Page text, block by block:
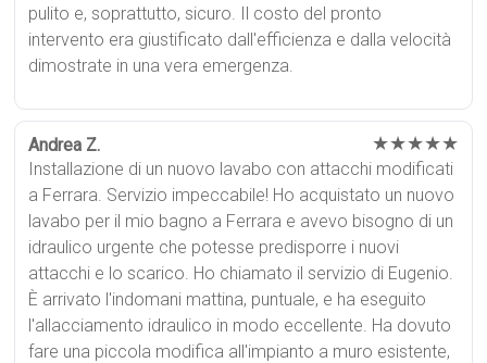
pulito e, soprattutto, sicuro. Il costo del pronto
intervento era giustificato dall'efficienza e dalla velocità
dimostrate in una vera emergenza.
Andrea Z. ★★★★★
Installazione di un nuovo lavabo con attacchi modificati
a Ferrara. Servizio impeccabile! Ho acquistato un nuovo
lavabo per il mio bagno a Ferrara e avevo bisogno di un
idraulico urgente che potesse predisporre i nuovi
attacchi e lo scarico. Ho chiamato il servizio di Eugenio.
È arrivato l'indomani mattina, puntuale, e ha eseguito
l'allacciamento idraulico in modo eccellente. Ha dovuto
fare una piccola modifica all'impianto a muro esistente,